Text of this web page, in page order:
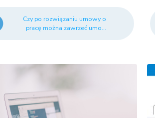
Czy po rozwiązaniu umowy o
pracę można zawrzeć umo...